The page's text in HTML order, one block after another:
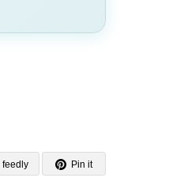
feedly Pin it